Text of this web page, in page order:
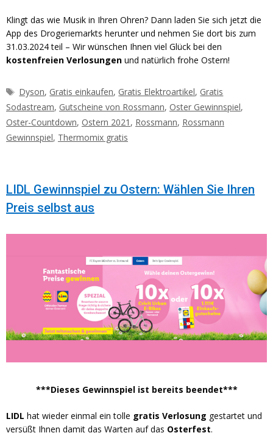
Klingt das wie Musik in Ihren Ohren? Dann laden Sie sich jetzt die
App des Drogeriemarkts herunter und nehmen Sie dort bis zum
31.03.2024 teil – Wir wünschen Ihnen viel Glück bei den
kostenfreien Verlosungen und natürlich frohe Ostern!
Schlagwörter
Dyson, Gratis einkaufen, Gratis Elektroartikel, Gratis
Sodastream, Gutscheine von Rossmann, Oster Gewinnspiel,
Oster-Countdown, Ostern 2021 , Rossmann, Rossmann
Gewinnspiel, Thermomix gratis
LIDL Gewinnspiel zu Ostern: Wählen Sie Ihren
Preis selbst aus
***Dieses Gewinnspiel ist bereits beendet***
LIDL hat wieder einmal ein tolle gratis Verlosung gestartet und
versüßt Ihnen damit das Warten auf das Osterfest.